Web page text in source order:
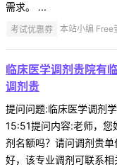
需求。 ...
考试优惠券 本站小编
临床医学调剂贵院有
调剂贵
提问问题:临床医学调剂
15:51提问内容:老师，您
剂名额吗？请问调剂贵
好，该专业调剂可联系